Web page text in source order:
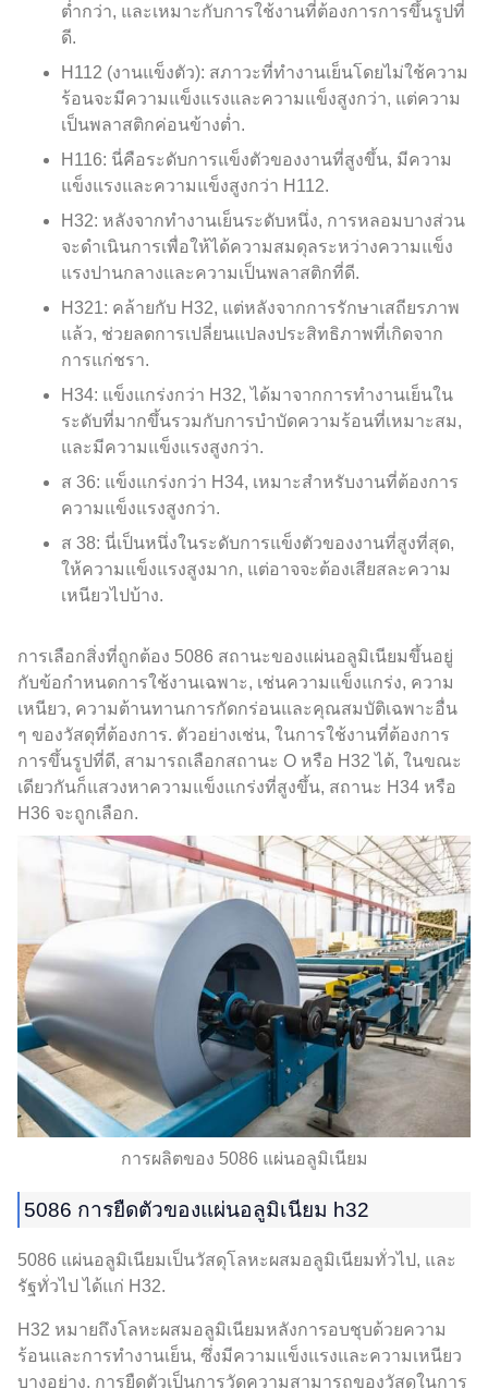
ต่ำกว่า, และเหมาะกับการใช้งานที่ต้องการการขึ้นรูปที่
ดี.
H112 (งานแข็งตัว): สภาวะที่ทำงานเย็นโดยไม่ใช้ความ
ร้อนจะมีความแข็งแรงและความแข็งสูงกว่า, แต่ความ
เป็นพลาสติกค่อนข้างต่ำ.
H116: นี่คือระดับการแข็งตัวของงานที่สูงขึ้น, มีความ
แข็งแรงและความแข็งสูงกว่า H112.
H32: หลังจากทำงานเย็นระดับหนึ่ง, การหลอมบางส่วน
จะดำเนินการเพื่อให้ได้ความสมดุลระหว่างความแข็ง
แรงปานกลางและความเป็นพลาสติกที่ดี.
H321: คล้ายกับ H32, แต่หลังจากการรักษาเสถียรภาพ
แล้ว, ช่วยลดการเปลี่ยนแปลงประสิทธิภาพที่เกิดจาก
การแก่ชรา.
H34: แข็งแกร่งกว่า H32, ได้มาจากการทำงานเย็นใน
ระดับที่มากขึ้นรวมกับการบำบัดความร้อนที่เหมาะสม,
และมีความแข็งแรงสูงกว่า.
ส 36: แข็งแกร่งกว่า H34, เหมาะสำหรับงานที่ต้องการ
ความแข็งแรงสูงกว่า.
ส 38: นี่เป็นหนึ่งในระดับการแข็งตัวของงานที่สูงที่สุด,
ให้ความแข็งแรงสูงมาก, แต่อาจจะต้องเสียสละความ
เหนียวไปบ้าง.
การเลือกสิ่งที่ถูกต้อง 5086 สถานะของแผ่นอลูมิเนียมขึ้นอยู่
กับข้อกำหนดการใช้งานเฉพาะ, เช่นความแข็งแกร่ง, ความ
เหนียว, ความต้านทานการกัดกร่อนและคุณสมบัติเฉพาะอื่น
ๆ ของวัสดุที่ต้องการ. ตัวอย่างเช่น, ในการใช้งานที่ต้องการ
การขึ้นรูปที่ดี, สามารถเลือกสถานะ O หรือ H32 ได้, ในขณะ
เดียวกันก็แสวงหาความแข็งแกร่งที่สูงขึ้น, สถานะ H34 หรือ
H36 จะถูกเลือก.
การผลิตของ 5086 แผ่นอลูมิเนียม
5086 การยืดตัวของแผ่นอลูมิเนียม h32
5086 แผ่นอลูมิเนียมเป็นวัสดุโลหะผสมอลูมิเนียมทั่วไป, และ
รัฐทั่วไป ได้แก่ H32.
H32 หมายถึงโลหะผสมอลูมิเนียมหลังการอบชุบด้วยความ
ร้อนและการทำงานเย็น, ซึ่งมีความแข็งแรงและความเหนียว
บางอย่าง. การยืดตัวเป็นการวัดความสามารถของวัสดุในการ